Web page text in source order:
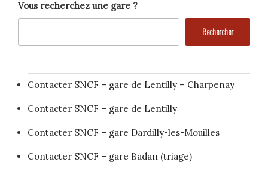
Vous recherchez une gare ?
Rechercher
Contacter SNCF – gare de Lentilly – Charpenay
Contacter SNCF – gare de Lentilly
Contacter SNCF – gare Dardilly-les-Mouilles
Contacter SNCF – gare Badan (triage)